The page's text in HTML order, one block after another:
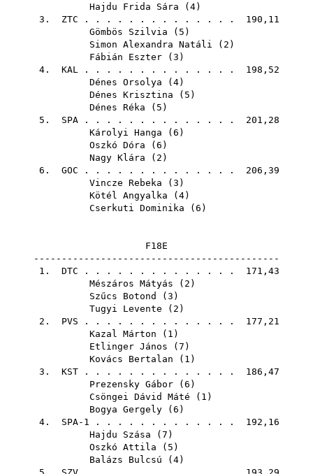
Hajdu Frida Sára ( 4)
3. ZTC . . . . . . . . . . . . . . 190,11
Gömbös Szilvia ( 5 )
Simon Alexandra Natáli ( 2 )
Fábián Eszter ( 3 )
4. KAL . . . . . . . . . . . . . . 198,52
Dénes Orsolya ( 4)
Dénes Krisztina ( 5 )
Dénes Réka ( 5 )
5. SPA . . . . . . . . . . . . . . 201,28
Károlyi Hanga ( 6 )
Oszkó Dóra ( 6 )
Nagy Klára ( 2 )
6. GOC . . . . . . . . . . . . . . 206,39
Vincze Rebeka ( 3 )
Kötél Angyalka ( 4)
Cserkuti Dominika ( 6 )
F18E
--------------------------------------------
1. DTC . . . . . . . . . . . . . . 171,43
Mészáros Mátyás ( 2 )
Szűcs Botond
( 3 )
Tugyi Levente ( 2 )
2. PVS . . . . . . . . . . . . . . 177,21
Kazal Márton ( 1 )
Etlinger János ( 7 )
Kovács Bertalan ( 1 )
3. KST . . . . . . . . . . . . . . 186,47
Prezensky Gábor ( 6 )
Csöngei Dávid Máté ( 1 )
Bogya Gergely ( 6 )
4. SPA-1 . . . . . . . . . . . . . 192,16
Hajdu Szása ( 7 )
Oszkó Attila ( 5 )
Balázs Bulcsú ( 4)